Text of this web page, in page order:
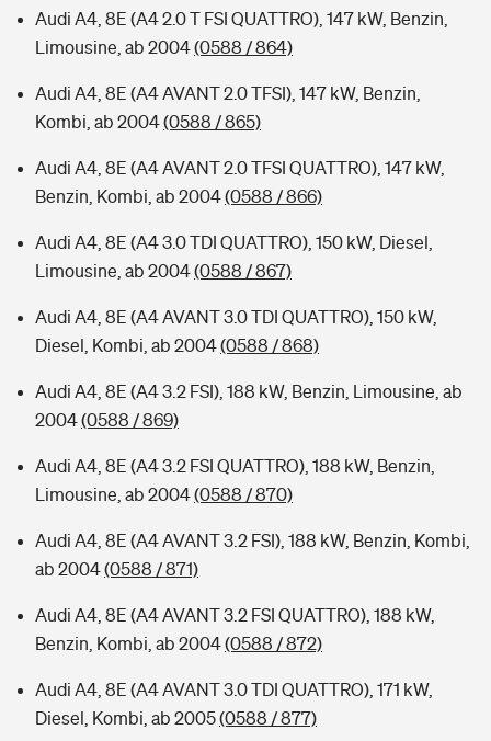
Audi A4, 8E (A4 2.0 T FSI QUATTRO), 147 kW, Benzin,
Limousine, ab 2004(0588 / 864)
Audi A4, 8E (A4 AVANT 2.0 TFSI), 147 kW, Benzin,
Kombi, ab 2004(0588 / 865)
Audi A4, 8E (A4 AVANT 2.0 TFSI QUATTRO), 147 kW,
Benzin, Kombi, ab 2004(0588 / 866)
Audi A4, 8E (A4 3.0 TDI QUATTRO), 150 kW, Diesel,
Limousine, ab 2004(0588 / 867)
Audi A4, 8E (A4 AVANT 3.0 TDI QUATTRO), 150 kW,
Diesel, Kombi, ab 2004(0588 / 868)
Audi A4, 8E (A4 3.2 FSI), 188 kW, Benzin, Limousine, ab
2004(0588 / 869)
Audi A4, 8E (A4 3.2 FSI QUATTRO), 188 kW, Benzin,
Limousine, ab 2004(0588 / 870)
Audi A4, 8E (A4 AVANT 3.2 FSI), 188 kW, Benzin, Kombi,
ab 2004(0588 / 871)
Audi A4, 8E (A4 AVANT 3.2 FSI QUATTRO), 188 kW,
Benzin, Kombi, ab 2004(0588 / 872)
Audi A4, 8E (A4 AVANT 3.0 TDI QUATTRO), 171 kW,
Diesel, Kombi, ab 2005(0588 / 877)